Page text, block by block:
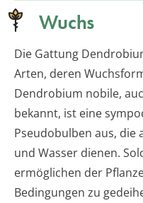
Wuchs
Die Gattung
Arten, deren
Dendrobium nobile,
bekannt, ist eine
Pseudobulben aus, die
und Wasser dienen.
ermöglichen der
Bedingungen zu